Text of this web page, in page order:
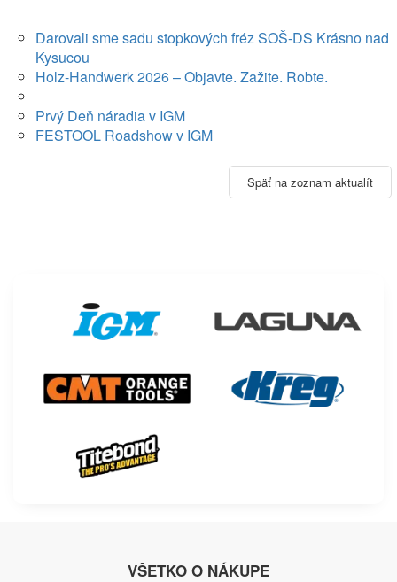
Darovali sme sadu stopkových fréz SOŠ-DS Krásno nad
Kysucou
Holz-Handwerk 2026 – Objavte. Zažite. Robte.
Prvý Deň náradia v IGM
FESTOOL Roadshow v IGM
Späť na zoznam aktualít
VŠETKO O NÁKUPE